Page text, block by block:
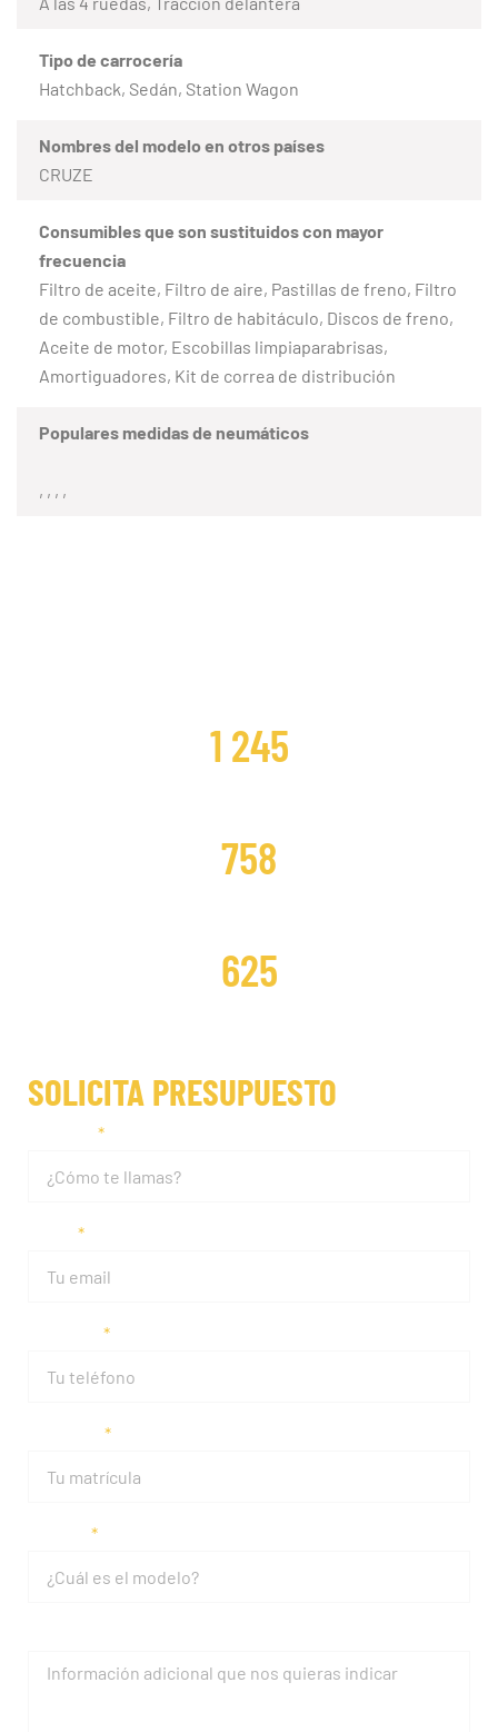
Tipo de carrocería
Hatchback, Sedán, Station Wagon
Nombres del modelo en otros países
CRUZE
Consumibles que son sustituidos con mayor
frecuencia
Filtro de aceite, Filtro de aire, Pastillas de freno, Filtro
de combustible, Filtro de habitáculo, Discos de freno,
Aceite de motor, Escobillas limpiaparabrisas,
Amortiguadores, Kit de correa de distribución
Populares medidas de neumáticos
, , , ,
SOLICITA PRESUPUESTO
1 245
758
625